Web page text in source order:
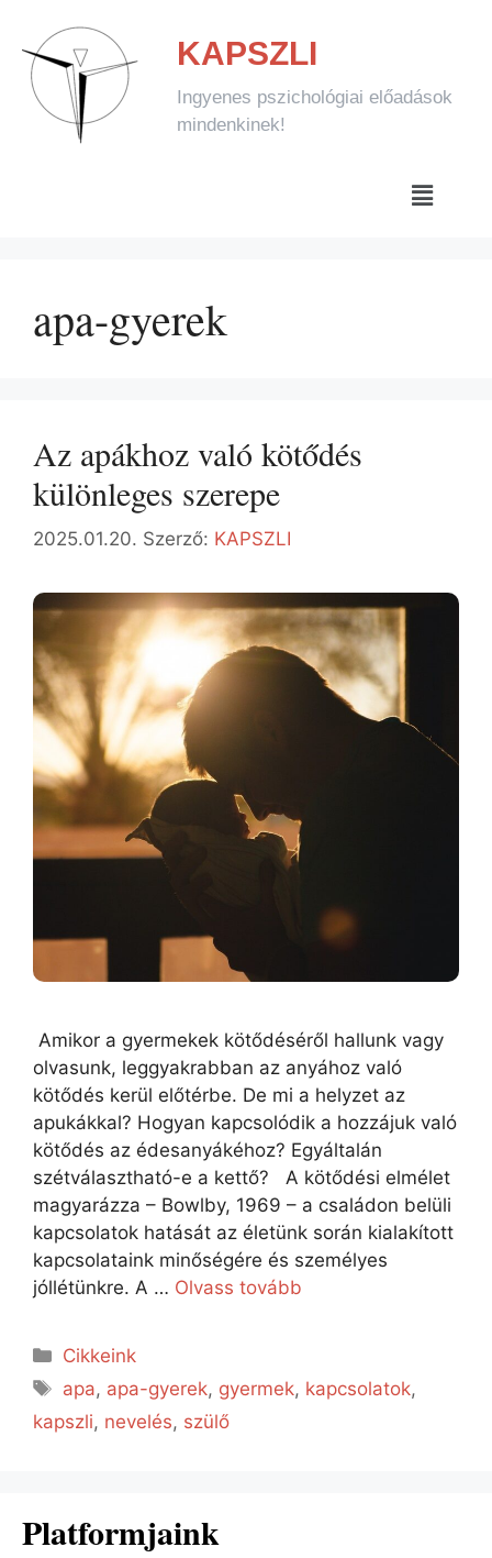
KAPSZLI
Ingyenes pszichológiai előadások
mindenkinek!
apa-gyerek
Az apákhoz való kötődés
különleges szerepe
2025.01.20. Szerző: KAPSZLI
Amikor a gyermekek kötődéséről hallunk vagy
olvasunk, leggyakrabban az anyához való
kötődés kerül előtérbe. De mi a helyzet az
apukákkal? Hogyan kapcsolódik a hozzájuk való
kötődés az édesanyákéhoz? Egyáltalán
szétválasztható-e a kettő? A kötődési elmélet
magyarázza – Bowlby, 1969 – a családon belüli
kapcsolatok hatását az életünk során kialakított
kapcsolataink minőségére és személyes
jóllétünkre. A … Olvass tovább
Cikkeink
apa, apa-gyerek, gyermek, kapcsolatok,
kapszli, nevelés, szülő
Platformjaink